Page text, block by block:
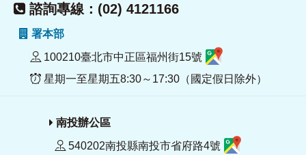
諮詢專線：(02) 4121166
署本部
100210臺北市中正區福州街15號
星期一至星期五8:30～17:30（國定假日除外）
南投辦公區
540202南投縣南投市省府路4號